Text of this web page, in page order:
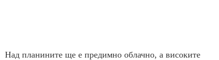
Над планините ще е предимно облачно, а високите